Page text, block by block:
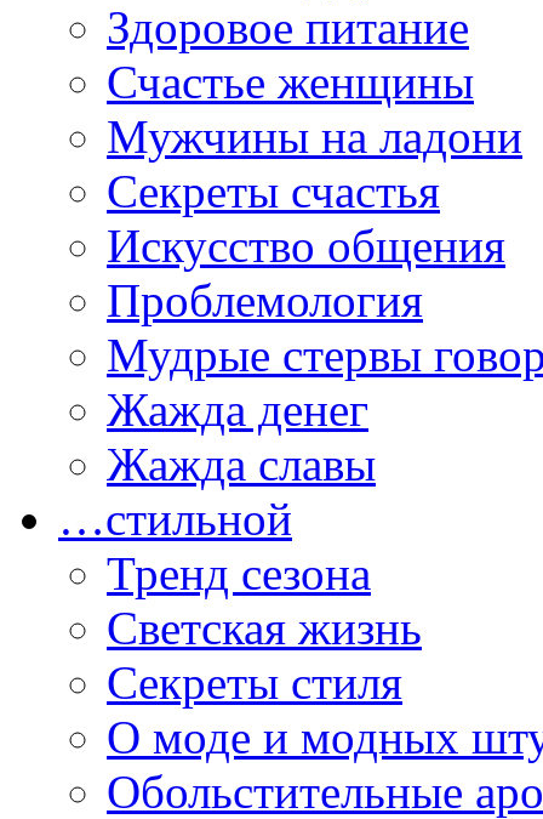
Здоровое питание
Счастье женщины
Мужчины на ладони
Секреты счастья
Искусство общения
Проблемология
Мудрые стервы
Жажда денег
Жажда славы
…стильной
Тренд сезона
Светская жизнь
Секреты стиля
О моде и модных
Обольстительные